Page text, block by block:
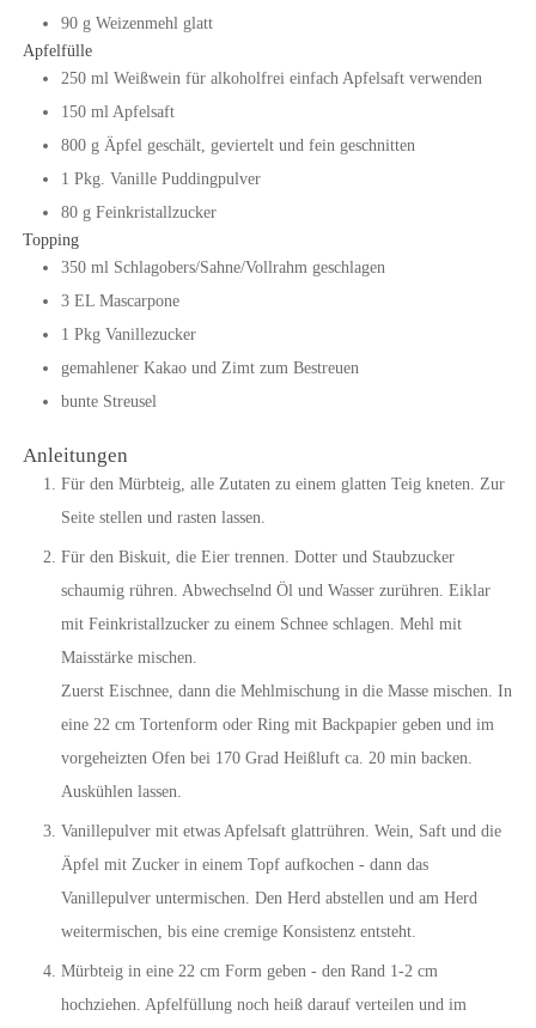
90 g Weizenmehl glatt
Apfelfülle
250 ml Weißwein für alkoholfrei einfach Apfelsaft verwenden
150 ml Apfelsaft
800 g Äpfel geschält, geviertelt und fein geschnitten
1 Pkg. Vanille Puddingpulver
80 g Feinkristallzucker
Topping
350 ml Schlagobers/Sahne/Vollrahm geschlagen
3 EL Mascarpone
1 Pkg Vanillezucker
gemahlener Kakao und Zimt zum Bestreuen
bunte Streusel
Anleitungen
Für den Mürbteig, alle Zutaten zu einem glatten Teig kneten. Zur
Seite stellen und rasten lassen.
Für den Biskuit, die Eier trennen. Dotter und Staubzucker
schaumig rühren. Abwechselnd Öl und Wasser zurühren. Eiklar
mit Feinkristallzucker zu einem Schnee schlagen. Mehl mit
Maisstärke mischen.
Zuerst Eischnee, dann die Mehlmischung in die Masse mischen. In
eine 22 cm Tortenform oder Ring mit Backpapier geben und im
vorgeheizten Ofen bei 170 Grad Heißluft ca. 20 min backen.
Auskühlen lassen.
Vanillepulver mit etwas Apfelsaft glattrühren. Wein, Saft und die
Äpfel mit Zucker in einem Topf aufkochen - dann das
Vanillepulver untermischen. Den Herd abstellen und am Herd
weitermischen, bis eine cremige Konsistenz entsteht.
Mürbteig in eine 22 cm Form geben - den Rand 1-2 cm
hochziehen. Apfelfüllung noch heiß darauf verteilen und im